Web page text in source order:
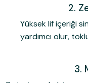
2.
Yüksek lif içeriği
yardımcı olur,
3.